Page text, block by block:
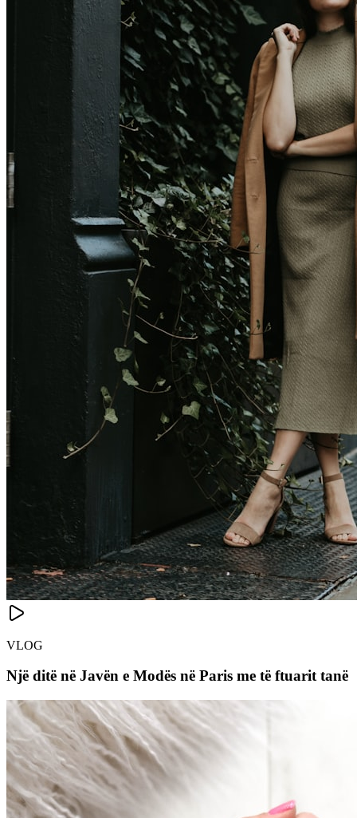
VLOG
Një ditë në Javën e Modës në Paris me të ftuarit tanë